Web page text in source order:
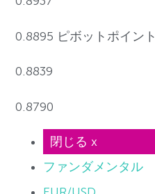
0.8895 ピボットポイント
0.8839
0.8790
閉じる x
ファンダメンタル